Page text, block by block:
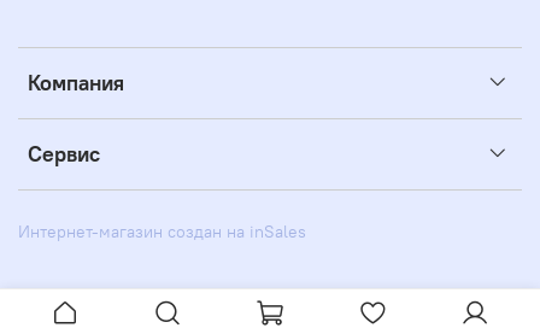
Компания
Сервис
Интернет-магазин создан на inSales